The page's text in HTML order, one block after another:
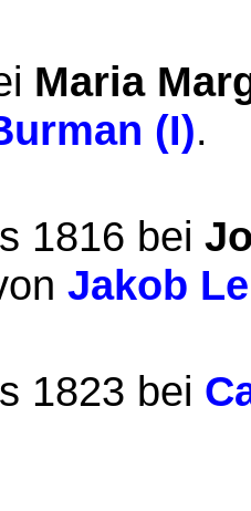
Maria
(I).
1816 bei
Jakob
1823 bei